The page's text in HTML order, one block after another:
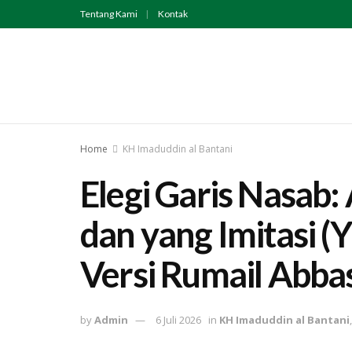
Tentang Kami Kontak
Home KH Imaduddin al Bantani
Elegi Garis
dan yang Imitasi
Versi Rumail
byAdmin 6 Juli 2026 in KH Imaduddin al Bantani